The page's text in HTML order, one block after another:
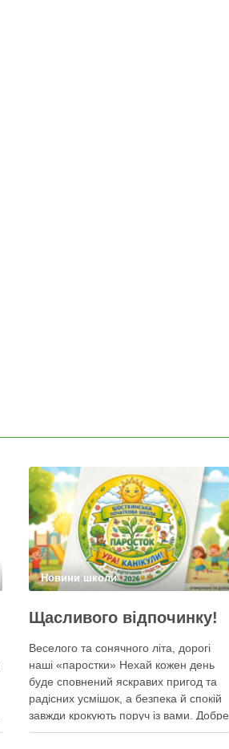
Новини школи
Щасливого відпочинку!
Веселого та сонячного літа, дорогі
наші «паростки» Нехай кожен день
буде сповнений яскравих пригод та
радісних усмішок, а безпека й спокій
завжди крокують поруч із вами. Добре
відпочиньте, наберіться сил на новий